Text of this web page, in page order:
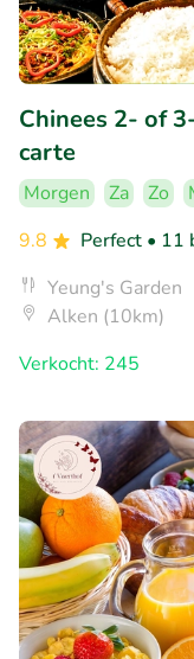
Chinees 2- of
carte
Morgen Za Zo
9.8
Perfect • 11
Yeung's Garden
Alken (10km)
Verkocht: 245